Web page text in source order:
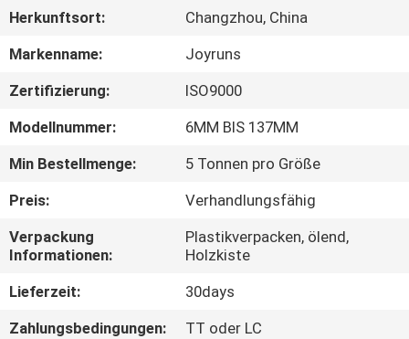
US
AUSFLUG
QUALITÄTSKONTROLLE
TRETEN
SIE
MIT
UNS
Herkunftsort:
Changzhou, China
Markenname:
Joyruns
Zertifizierung:
ISO9000
Modellnummer:
6MM BIS 137MM
Min Bestellmenge:
5 Tonnen pro Größe
Preis:
Verhandlungsfähig
Verpackung
Informationen:
Plastikverpacken, ölend,
Holzkiste
Lieferzeit:
30days
Zahlungsbedingungen:
TT oder LC